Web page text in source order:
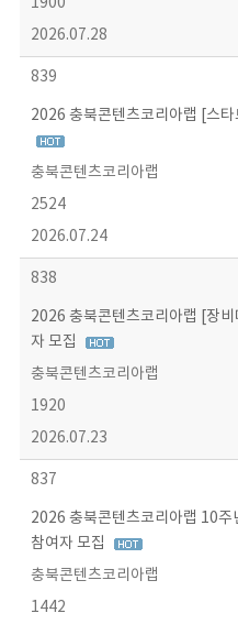
2026.07.28
839
2026 충북콘텐츠코리아랩 [스
충북콘텐츠코리아랩
2524
2026.07.24
838
2026 충북콘텐츠코리아랩 [장
자 모집
충북콘텐츠코리아랩
1920
2026.07.23
837
2026 충북콘텐츠코리아랩 10
참여자 모집
충북콘텐츠코리아랩
1442